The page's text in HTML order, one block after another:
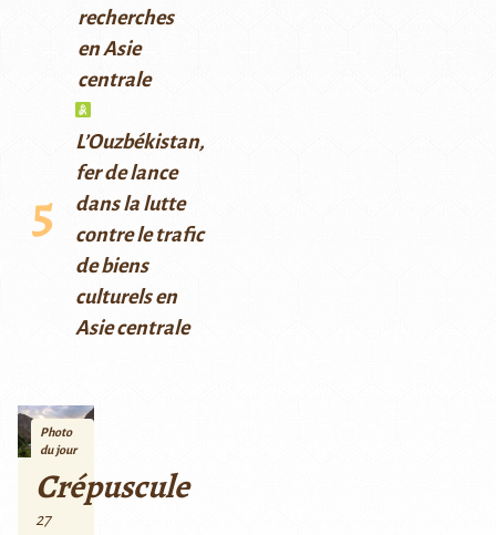
recherches
en Asie
centrale
L’Ouzbékistan,
fer de lance
dans la lutte
contre le trafic
de biens
culturels en
Asie centrale
Photo
du jour
Crépuscule
27